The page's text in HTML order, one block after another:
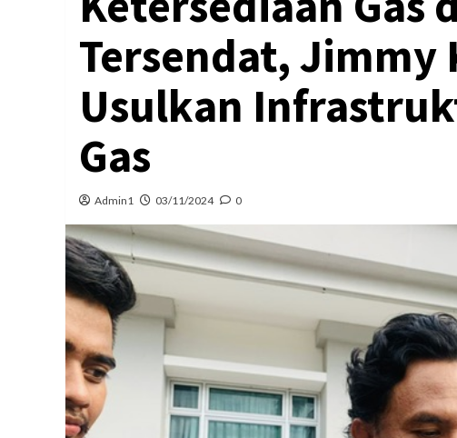
Tersendat, Jimmy
Usulkan
Gas
Admin1 03/11/2024 0